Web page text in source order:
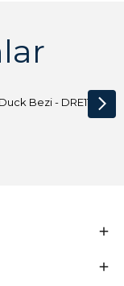
Açık Bej Duck Bezi - DRE1144 Kumaş Peçete